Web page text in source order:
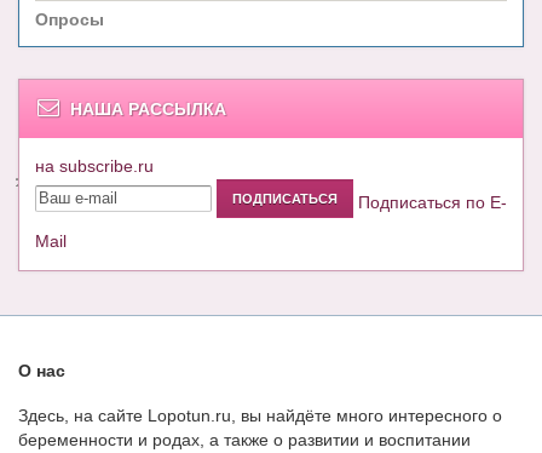
Опросы
НАША РАССЫЛКА
на subscribe.ru
Подписаться по E-
Mail
О нас
Здесь, на сайте Lopotun.ru, вы найдёте много интересного о
беременности и родах, а также о развитии и воспитании